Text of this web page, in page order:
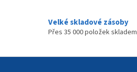
Velké skladové zásoby
Přes 35 000 položek skladem